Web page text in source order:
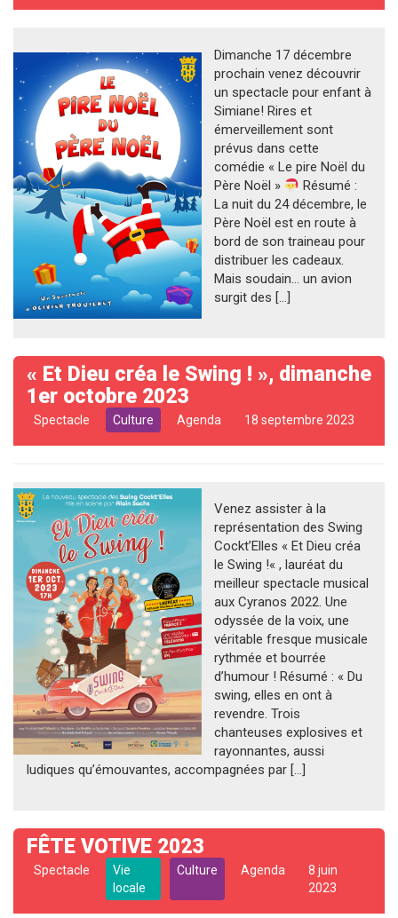
Dimanche 17 décembre
prochain venez découvrir
un spectacle pour enfant à
Simiane! Rires et
émerveillement sont
prévus dans cette
comédie « Le pire Noël du
Père Noël »
Résumé :
La nuit du 24 décembre, le
Père Noël est en route à
bord de son traineau pour
distribuer les cadeaux.
Mais soudain… un avion
surgit des […]
« Et Dieu créa le Swing ! », dimanche
1er octobre 2023
Spectacle Culture Agenda 18 septembre 2023
Venez assister à la
représentation des Swing
Cockt’Elles « Et Dieu créa
le Swing !« , lauréat du
meilleur spectacle musical
aux Cyranos 2022. Une
odyssée de la voix, une
véritable fresque musicale
rythmée et bourrée
d’humour ! Résumé : « Du
swing, elles en ont à
revendre. Trois
chanteuses explosives et
rayonnantes, aussi
ludiques qu’émouvantes, accompagnées par […]
FÊTE VOTIVE 2023
Spectacle
Vie
locale
Culture Agenda
8 juin
2023